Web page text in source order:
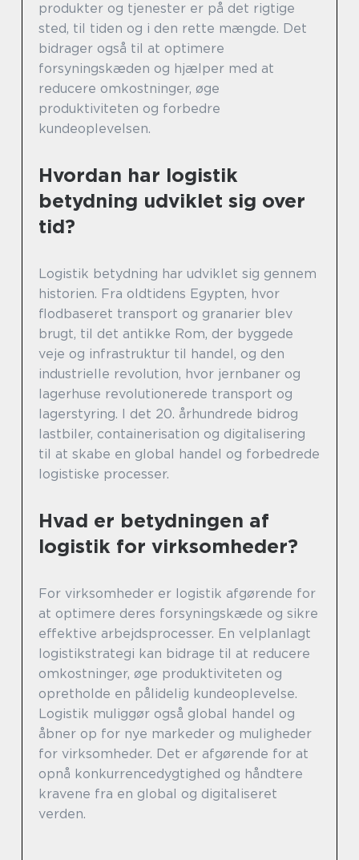
produkter og tjenester er på det rigtige
sted, til tiden og i den rette mængde. Det
bidrager også til at optimere
forsyningskæden og hjælper med at
reducere omkostninger, øge
produktiviteten og forbedre
kundeoplevelsen.
Hvordan har logistik
betydning udviklet sig over
tid?
Logistik betydning har udviklet sig gennem
historien. Fra oldtidens Egypten, hvor
flodbaseret transport og granarier blev
brugt, til det antikke Rom, der byggede
veje og infrastruktur til handel, og den
industrielle revolution, hvor jernbaner og
lagerhuse revolutionerede transport og
lagerstyring. I det 20. århundrede bidrog
lastbiler, containerisation og digitalisering
til at skabe en global handel og forbedrede
logistiske processer.
Hvad er betydningen af
logistik for virksomheder?
For virksomheder er logistik afgørende for
at optimere deres forsyningskæde og sikre
effektive arbejdsprocesser. En velplanlagt
logistikstrategi kan bidrage til at reducere
omkostninger, øge produktiviteten og
opretholde en pålidelig kundeoplevelse.
Logistik muliggør også global handel og
åbner op for nye markeder og muligheder
for virksomheder. Det er afgørende for at
opnå konkurrencedygtighed og håndtere
kravene fra en global og digitaliseret
verden.